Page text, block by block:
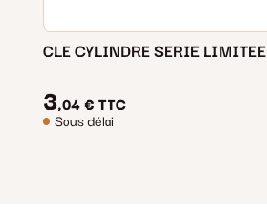
CLE CYLINDRE SERIE LIMITEE
3,04 € TTC
Sous délai